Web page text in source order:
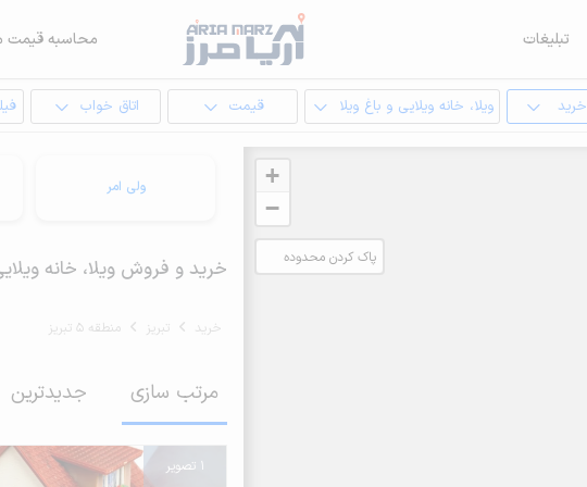
تبلیغات محاسبه قیمت
خرید ویلا، خانه ویلایی و باغ ویلا قیمت اتاق خواب
+
−
پاک کردن محدوده
ولی امر
خرید و فروش ویلا، خانه ویلایی و
خرید تبریز منطقه 5 تبریز
مرتب سازی جدیدترین
1 تصویر